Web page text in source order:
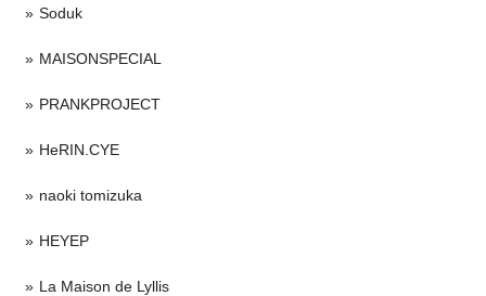
Soduk
MAISONSPECIAL
PRANKPROJECT
HeRIN.CYE
naoki tomizuka
HEYEP
La Maison de Lyllis